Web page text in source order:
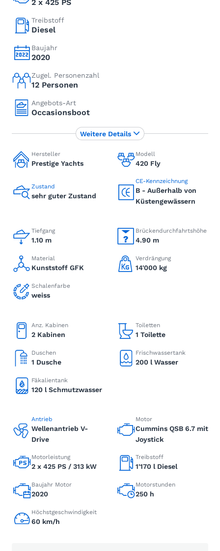
2 x 425 PS
Treibstoff
Diesel
Baujahr
2020
Zugel. Personenzahl
12 Personen
Angebots-Art
Occasionsboot
Hersteller
Prestige Yachts
Modell
420 Fly
Zustand
sehr guter Zustand
CE-Kennzeichnung
B - Außerhalb von
Küstengewässern
Tiefgang
1.10 m
Brückendurchfahrtshöhe
4.90 m
Material
Kunststoff GFK
Verdrängung
14'000 kg
Schalenfarbe
weiss
Anz. Kabinen
2 Kabinen
Toiletten
1 Toilette
Duschen
1 Dusche
Frischwassertank
200 l Wasser
Fäkalientank
120 l Schmutzwasser
Antrieb
Wellenantrieb V-
Drive
Motor
Cummins QSB 6.7 mit
Joystick
Motorleistung
2 x 425 PS / 313 kW
Treibstoff
1'170 l Diesel
Baujahr Motor
2020
Motorstunden
250 h
Höchstgeschwindigkeit
60 km/h
Weitere Details